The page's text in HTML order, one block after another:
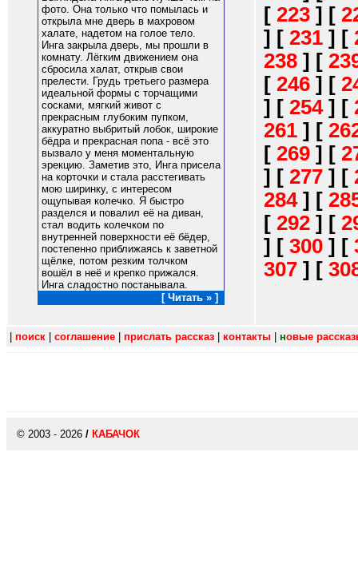
фото. Она только что помылась и
открыла мне дверь в махровом
халате, надетом на голое тело.
Инга закрыла дверь, мы прошли в
комнату. Лёгким движением она
сбросила халат, открыв свои
прелести. Грудь третьего размера
идеальной формы с торчащими
сосками, мягкий живот с
прекрасным глубоким пупком,
аккуратно выбритый лобок, широкие
бёдра и прекрасная попа - всё это
вызвало у меня моментальную
эрекцию. Заметив это, Инга присела
на корточки и стала расстегивать
мою ширинку, с интересом
ощупывая колечко. Я быстро
разделся и повалил её на диван,
стал водить колечком по
внутренней поверхности её бёдер,
постепенно приближаясь к заветной
щёлке, потом резким толчком
вошёл в неё и крепко прижался.
Инга сладостно постанывала.
[ Читать » ]
[ 223 ] [
] [ 231 ] [
238 ] [
[ 246 ] [
] [ 254] [
261 ] [
[ 269 ] [
] [ 277 ] [
284] [
[ 292 ] [
] [ 300 ] [
307 ] [
поиск соглашение прислать рассказ контакты новые
© 2003 - 2026 / КАБАЧОК